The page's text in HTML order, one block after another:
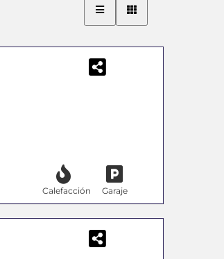
Garaje
Calefacción